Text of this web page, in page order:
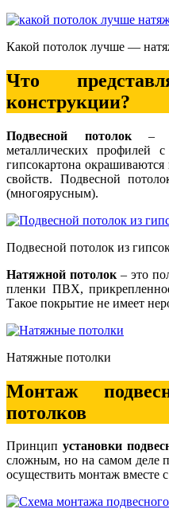
Какой потолок лучше —
Что
конструкции?
Подвесной потолок–
металлических профилей
гипсокартона
свойств. Подвесной
(многоярусным).
Подвесной потолок из
Натяжной потолок – это
пленки ПВХ,
Такое покрытие не имеет
Натяжные потолки
Монтаж
потолков
Принцип установки
сложным, но на самом деле
осуществить монтаж вместе